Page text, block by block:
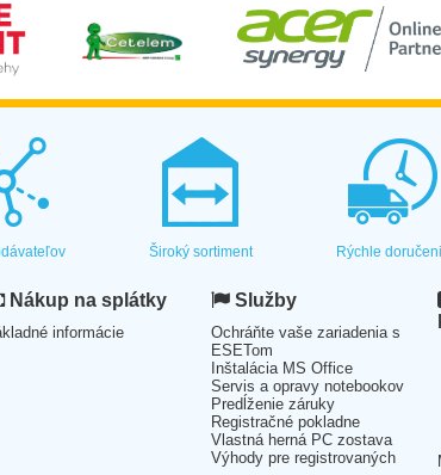
Široký sortiment Rýchle
Nákup na splátky
informácie
Služby
Ochráňte vaše zariadenia s
ESETom
Inštalácia MS Office
Servis a opravy notebookov
Predĺženie záruky
Registračné pokladne
Vlastná herná PC zostava
Výhody pre registrovaných